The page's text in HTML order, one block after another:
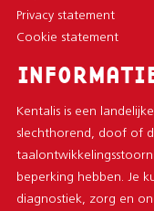
Privacy statement
Cookie statement
Kentalis is een
slechthorend, doof of
beperking hebben. Je
diagnostiek, zorg en